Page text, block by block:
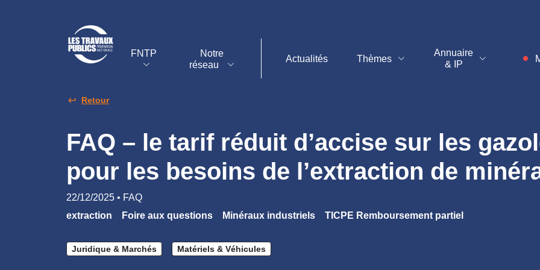
FNTP
Notre
réseau
Actualités Thèmes
Annuaire
& IP
Retour
FAQ – le tarif réduit d’accise sur les
pour les besoins de l’extraction de
22/12/2025 • FAQ
extraction
Foire aux questions Minéraux industriels TICPE Remboursement partiel
Juridique & Marchés Matériels & Véhicules